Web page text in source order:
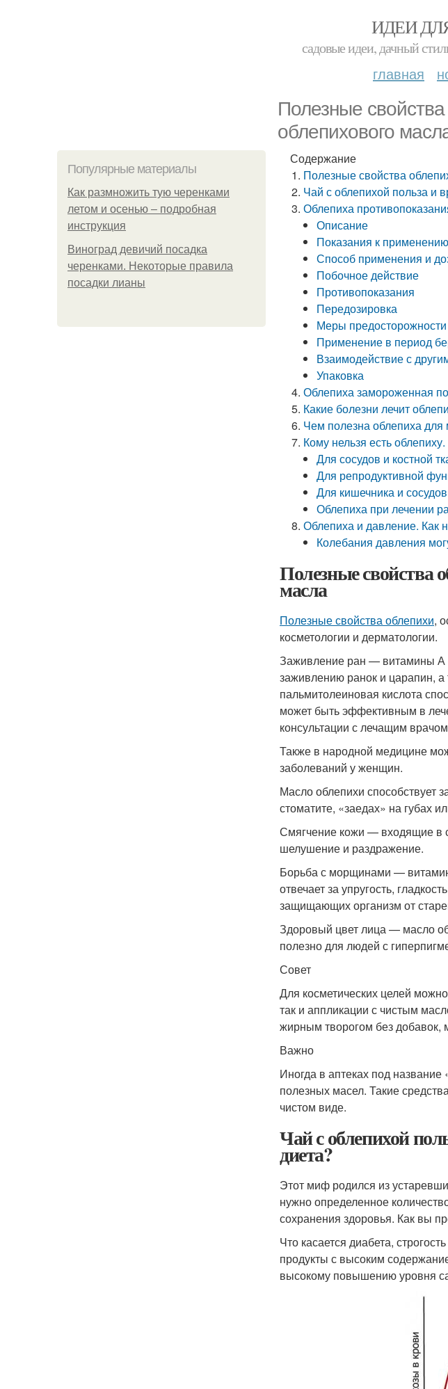
ИДЕИ
садовые идеи, дачный
главная
Полезные
облепихового
Популярные материалы
Как размножить тую черенками
летом и осенью – подробная
инструкция
Виноград девичий посадка
черенками. Некоторые правила
посадки лианы
Содержание
Полезные свойства
Чай с облепихой польза и
Облепиха
Описание
Показания к применению
Способ применения и
Побочное действие
Противопоказания
Передозировка
Меры предосторожности
Применение в период
Взаимодействие с
Упаковка
Облепиха замороженная
Какие болезни лечит
Чем полезна облепиха для
Кому нельзя есть
Для сосудов и костной
Для репродуктивной
Для кишечника и сосудов
Облепиха при лечении
Облепиха и давление. Как
Колебания давления
Полезные свойства
масла
Полезные свойства облепихи,
косметологии и дерматологии.
Заживление ран — витамины А
заживлению ранок и царапин,
пальмитолеиновая кислота
может быть эффективным в
консультации с лечащим
Также в народной медицине
заболеваний у женщин.
Масло облепихи способствует
стоматите, «заедах» на губах
Смягчение кожи — входящие в
шелушение и раздражение.
Борьба с морщинами —
отвечает за упругость,
защищающих организм от
Здоровый цвет лица — масло
полезно для людей с
Совет
Для косметических целей
так и аппликации с чистым
жирным творогом без добавок,
Важно
Иногда в аптеках под
полезных масел. Такие
чистом виде.
Чай с облепихой
диета?
Этот миф родился из
нужно определенное
сохранения здоровья. Как вы
Что касается диабета,
продукты с высоким
высокому повышению уровня